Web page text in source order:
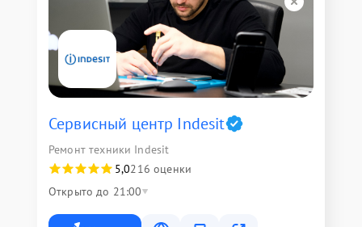
Сервисный центр Indesit
Ремонт техники Indesit
5,0216 оценки
Открыто до 21:00